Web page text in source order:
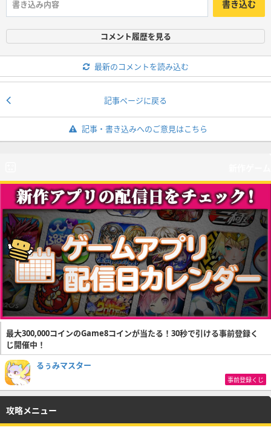
書き込む
コメント履歴を見る
最新のコメントを読み込む
記事ページに戻る
記事・書き込みへのご意見はこちら
最大300,000コインのGame8コインが当たる！30秒で引ける事前登録く
じ開催中！
るぅみマスター
事前登録くじ
攻略メニュー